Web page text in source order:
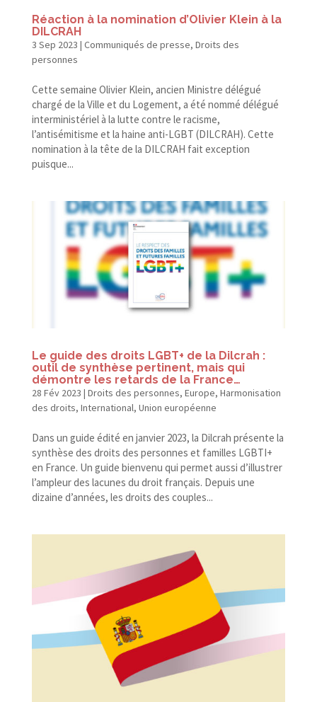
Réaction à la nomination d’Olivier Klein à la
DILCRAH
3 Sep 2023 | Communiqués de presse, Droits des
personnes
Cette semaine Olivier Klein, ancien Ministre délégué
chargé de la Ville et du Logement, a été nommé délégué
interministériel à la lutte contre le racisme,
l’antisémitisme et la haine anti-​LGBT (DILCRAH). Cette
nomination à la tête de la DILCRAH fait exception
puisque...
Le guide des droits LGBT+ de la Dilcrah :
outil de synthèse pertinent, mais qui
démontre les retards de la France…
28 Fév 2023 | Droits des personnes, Europe, Harmonisation
des droits, International, Union européenne
Dans un guide édité en janvier 2023, la Dilcrah présente la
synthèse des droits des personnes et familles LGBTI+
en France. Un guide bienvenu qui permet aussi d’illustrer
l’ampleur des lacunes du droit français. Depuis une
dizaine d’années, les droits des couples...